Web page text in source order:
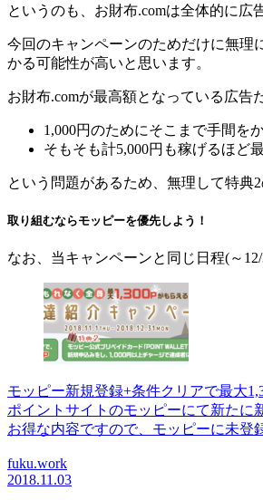
というのも、 お財布.comは全体的に広
今回のキャンペーンのためだけに無理
かる可能性が高いと思います。
お財布.comが最高額となっている広告
1,000円のためにそこまで手間を
そもそも計5,000円も稼げるほど
という問題があるため、無理して特典
取り組むならモッピーを優先しよう！
なお、当キャンペーンと同じ日程(～
モッピー新規登録+条件クリアで最大
ポイントサイトのモッピーにて新たに
お得な内容ですので、モッピーに未登
fuku.work
2018.11.03